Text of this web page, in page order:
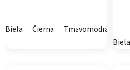
Biela Čierna Tmavomodrá
Biela